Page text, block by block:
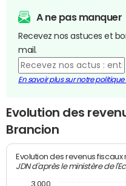
A ne pas manquer
Recevez nos astuces et
mail.
En savoir plus sur notre
Evolution des
Brancion
Evolution des revenus
JDN d'après le ministère de
3 000